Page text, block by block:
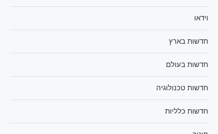
וידאו
חדשות בארץ
חדשות בעולם
חדשות טכנולוגיה
חדשות כלליות